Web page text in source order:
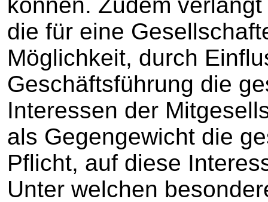
die für eine
Möglichkeit, durch
Geschäftsführung die
Interessen der
als Gegengewicht die
Pflicht, auf diese
Unter welchen